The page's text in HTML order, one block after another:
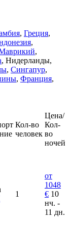
, Греция,
,
,
, Нидерланды,
, Сингапур,
, Франция,
Кол-во
человек
Цена/
Кол-
во
ночей
1
от
1048
€ 10
нч. -
11 дн.